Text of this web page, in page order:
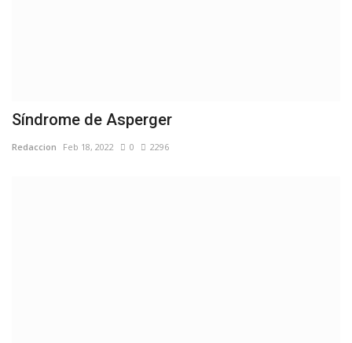
Síndrome de Asperger
Redaccion Feb 18, 2022 0 2296